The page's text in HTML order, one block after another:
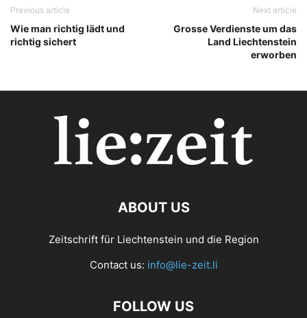
Previous article
Wie man richtig lädt und
richtig sichert
Next article
Grosse Verdienste um das
Land Liechtenstein
erworben
ABOUT US
Zeitschrift für Liechtenstein und die Region
Contact us: info@lie-zeit.li
FOLLOW US